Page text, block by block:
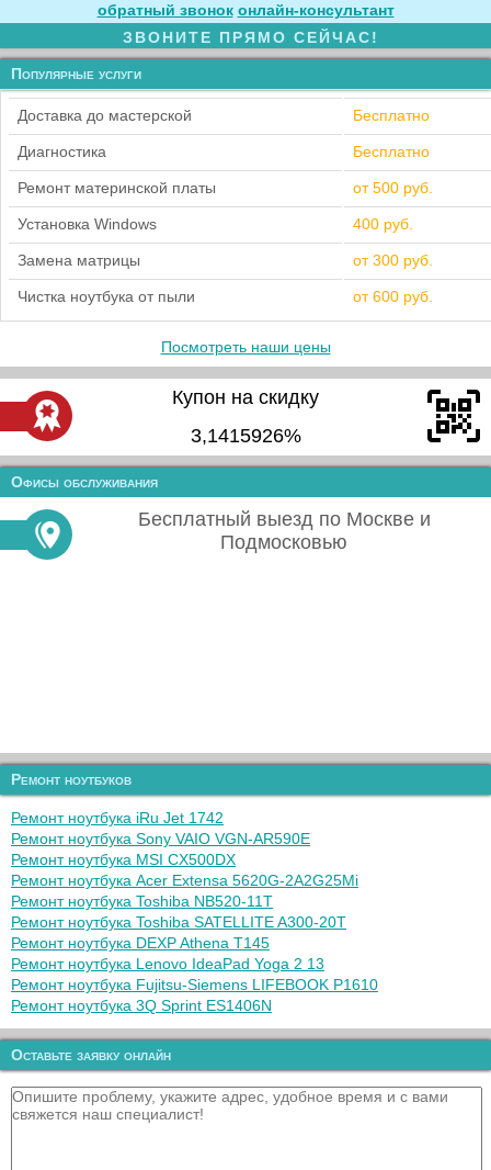
обратный звонок онлайн‑консультант
ЗВОНИТЕ ПРЯМО СЕЙЧАС!
Популярные услуги
Доставка до мастерской Бесплатно
Диагностика Бесплатно
Ремонт материнской платы от 500 руб.
Установка Windows 400 руб.
Замена матрицы от 300 руб.
Чистка ноутбука от пыли от 600 руб.
Посмотреть наши цены
Купон на скидку
3,1415926%
Офисы обслуживания
Бесплатный выезд по Москве и
Подмосковью
Ремонт ноутбуков
Ремонт ноутбука iRu Jet 1742
Ремонт ноутбука Sony VAIO VGN-AR590E
Ремонт ноутбука MSI CX500DX
Ремонт ноутбука Acer Extensa 5620G-2A2G25Mi
Ремонт ноутбука Toshiba NB520-11T
Ремонт ноутбука Toshiba SATELLITE A300-20T
Ремонт ноутбука DEXP Athena T145
Ремонт ноутбука Lenovo IdeaPad Yoga 2 13
Ремонт ноутбука Fujitsu-Siemens LIFEBOOK P1610
Ремонт ноутбука 3Q Sprint ES1406N
Оставьте заявку онлайн